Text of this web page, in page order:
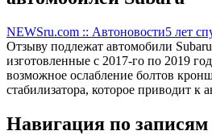
NEWSru.com :: Автоновости5 лет
Отзыву подлежат автомобили
изготовленные с 2017-го по 2019
возможное ослабление болтов
стабилизатора, которое приводит к
Навигация по записям